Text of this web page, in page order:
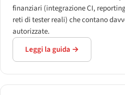
finanziari (integrazione CI,
reti di tester reali) che contano
autorizzate.
Leggi la guida →